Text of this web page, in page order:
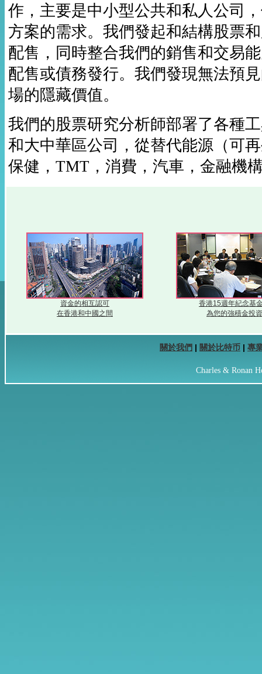
作，主要是中小型公共和私人公司
方案的需求。我們發起和結構股票
配售，同時整合我們的銷售和交易
配售或債務發行。我們發現無法預
場的隱藏價值。
我們的股票研究分析師部署了各種
和大中華區公司，從替代能源（可
保健，TMT，消費，汽車，金融機
資金的相互認可
在香港和中國之間
香港15週年紀念基
為您的強積金投資
關於我們 | 關於比特币 | 專
Charles & Ronan